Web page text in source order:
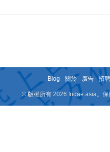
Blog - 關於 - 廣告 -招
© 版權所有 2026 fridae.asia。